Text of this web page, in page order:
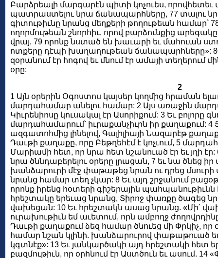
Բարձրեալի մարգարէն պիտի կոչուես, որովհետեւ
պատրաստելու նրա ճանապարհները, 77 տալու
գիտութիւնը նրանց մեղքերի թողութեան համար՝
ողորմութեան շնորհիւ, որով բարձունքից արեգակը
վրայ, 79 որոնք նստած են խաւարի եւ մահուան
ոտքերը դէպի խաղաղութեան ճանապարհները»: 80
զօրանում էր հոգով եւ մնում էր ամայի տեղերում
օրը:
2
1 Այն օրերին Օգոստոս կայսեր կողմից հրաման
մարդահամար անելու համար: 2 Այս առաջին
Կիւրենիոսը կուսակալ էր Ասորիքում: 3 Եւ բոլորը
մարդահամարում՝ իւրաքանչիւրն իր քաղաքում: 4
ազգատոհմից լինելով, Գալիլիայի Նազարէթ
Դաւթի քաղաքը, որը Բեթղեհէմ է կոչւում, 5
Մարիամի հետ, որ նրա հետ նշանուած էր եւ յղի
նրա ծննդաբերելու օրերը լրացան, 7 եւ նա ծնեց
խանձարուրի մէջ փաթաթեց նրան ու դրեց մսուրի
նրանց համար տեղ չկար: 8 Եւ այդ շրջանում
որոնք իրենց հօտերի գիշերային պահպանութիւնն
հրեշտակը երեւաց նրանց, Տիրոջ փառքը ծագեց
վախեցան: 10 Եւ հրեշտակն ասաց նրանց. «Մի՛
ուրախութիւն եմ աւետում, որն ամբողջ
Դաւթի քաղաքում ձեզ համար ծնուեց մի Փրկիչ, որ
համար նշան կլինի. խանձարուրով փաթաթուած եւ
կգտնէք»: 13 Եւ յանկարծակի այդ հրեշտակի հետ
բազմութիւն, որ օրհնում էր Աստծուն եւ ասում. 14